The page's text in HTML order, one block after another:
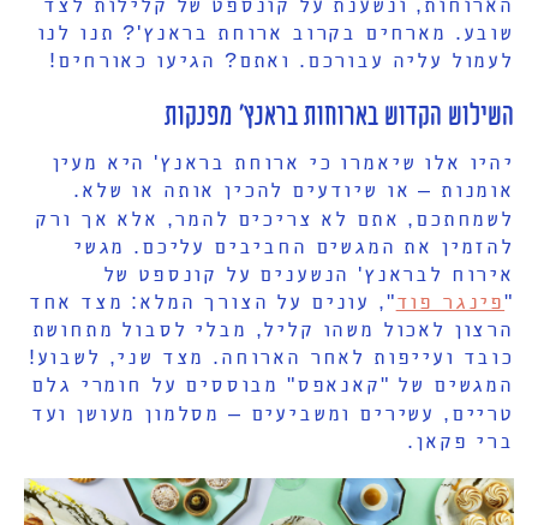
שובע. מארחים בקרוב ארוחת בראנץ'? תנו לנו
לעמול עליה עבורכם. ואתם? הגיעו כאורחים!
השילוש הקדוש בארוחות בראנץ' מפנקות
יהיו אלו שיאמרו כי ארוחת בראנץ' היא מעין
אומנות – או שיודעים להכין אותה או שלא.
לשמחתכם, אתם לא צריכים להמר, אלא אך ורק
להזמין את המגשים החביבים עליכם. מגשי
אירוח לבראנץ' הנשענים על קונספט של
"פינגר פוד", עונים על הצורך המלא: מצד אחד
הרצון לאכול משהו קליל, מבלי לסבול מתחושת
כובד ועייפות לאחר הארוחה. מצד שני, לשבוע!
המגשים של "קאנאפס" מבוססים על חומרי גלם
טריים, עשירים ומשביעים – מסלמון מעושן ועד
ברי פקאן.